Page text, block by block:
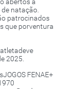
abertos à
natação.
patrocinados
que porventura
2025.
FENAE+